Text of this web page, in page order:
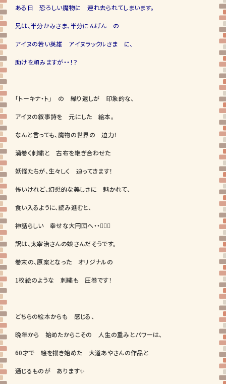
ある日 恐ろしい魔物に 連れ去られてしまいます。
兄は、半分かみさま、半分にんげん の
アイヌの若い英雄 アイヌラックルさま に、
助けを頼みますが・・！？
「トーキナ・ト」 の 繰り返しが 印象的な、
アイヌの叙事詩を 元にした 絵本。
なんと言っても、魔物の世界の 迫力！
渦巻く刺繍と 古布を継ぎ合わせた
妖怪たちが、生々しく 迫ってきます！
怖いけれど、幻想的な美しさに 魅かれて、
食い入るように、読み進むと、
神話らしい 幸せな大円団へ・・👨‍❤️‍👨
訳は、太宰治さんの娘さんだそうです。
巻末の、原案となった オリジナルの
1枚絵のような 刺繍も 圧巻です！
どちらの絵本からも 感じる、
晩年から 始めたからこその 人生の重みとパワーは、
60才で 絵を描き始めた 大道あやさんの作品と
通じるものが あります✨